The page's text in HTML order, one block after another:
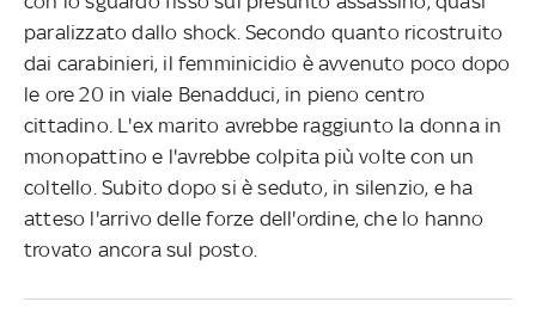
paralizzato dallo shock. Secondo quanto ricostruito
dai carabinieri, il femminicidio è avvenuto poco dopo
le ore 20 in viale Benadduci, in pieno centro
cittadino. L'ex marito avrebbe raggiunto la donna in
monopattino e l'avrebbe colpita più volte con un
coltello. Subito dopo si è seduto, in silenzio, e ha
atteso l'arrivo delle forze dell'ordine, che lo hanno
trovato ancora sul posto.